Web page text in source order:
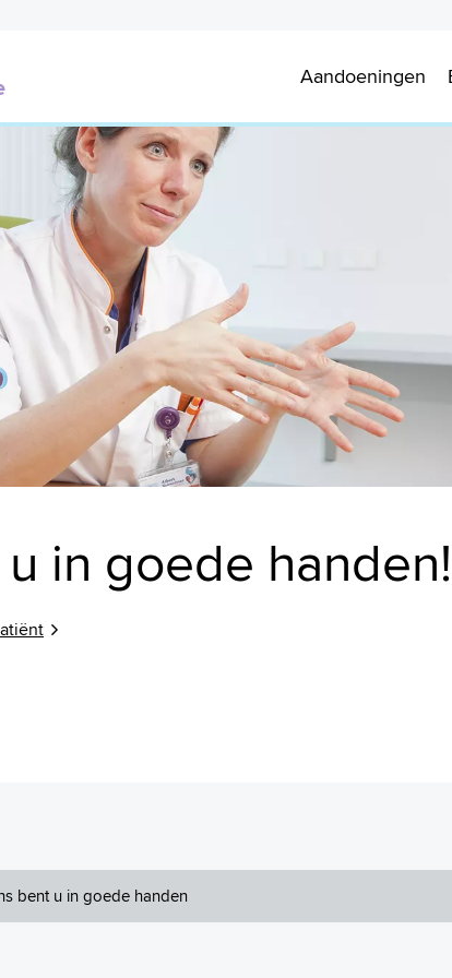
Aandoeningen
in goede handen!
bent u in goede handen